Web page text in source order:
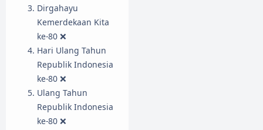
Dirgahayu
Kemerdekaan Kita
ke-80 ❌
Hari Ulang Tahun
Republik Indonesia
ke-80 ❌
Ulang Tahun
Republik Indonesia
ke-80 ❌